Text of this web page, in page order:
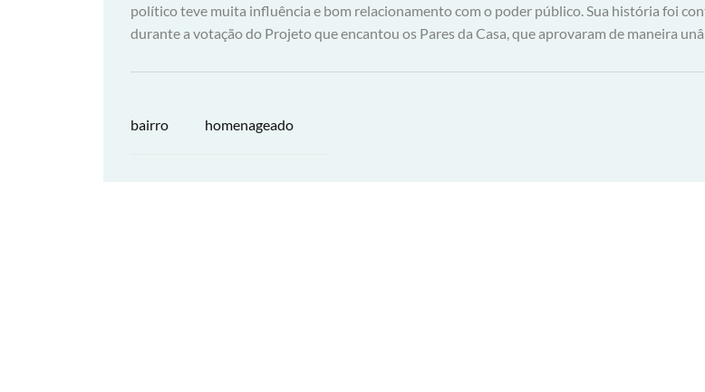
político teve muita influência e bom relacionamento com o poder público. Sua história foi
durante a votação do Projeto que encantou os Pares da Casa, que aprovaram de maneira
bairro homenageado